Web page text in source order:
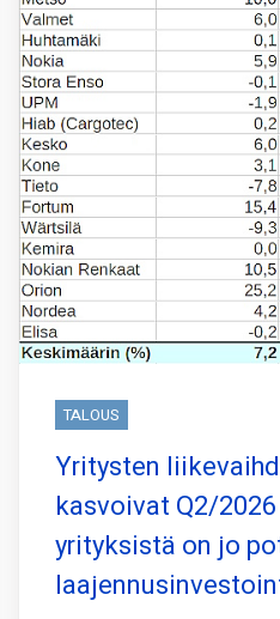
TALOUS
Yritysten
kasvoivat Q2/
yrityksistä on jo